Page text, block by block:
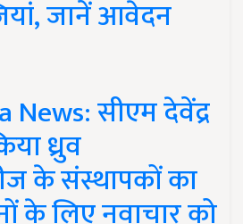
जानें आवेदन
सीएम देवेंद्र
ध्रुव
के संस्थापकों का